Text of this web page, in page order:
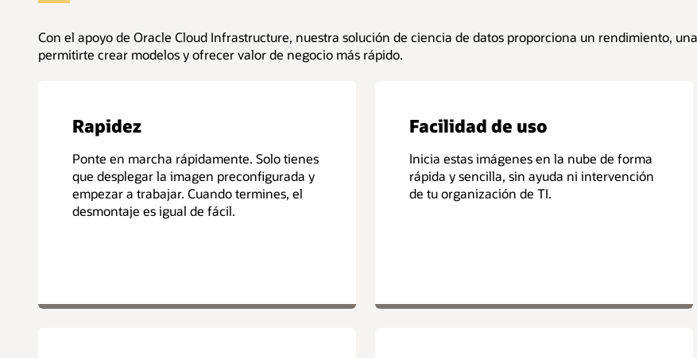
Con el apoyo de Oracle Cloud Infrastructure, nuestra solución de ciencia de datos proporciona un rendimiento,
permitirte crear modelos y ofrecer valor de negocio más rápido.
Rapidez
Ponte en marcha rápidamente. Solo tienes
que desplegar la imagen preconfigurada y
empezar a trabajar. Cuando termines, el
desmontaje es igual de fácil.
Facilidad de uso
Inicia estas imágenes en la nube de forma
rápida y sencilla, sin ayuda ni intervención
de tu organización de TI.